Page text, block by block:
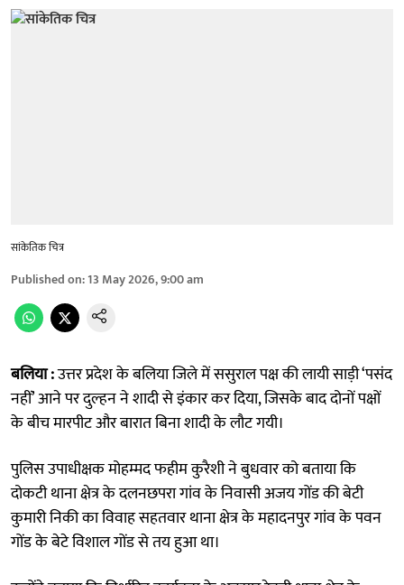
सांकेतिक चित्र
Published on:13 May 2026, 9:00 am
बलिया :उत्तर प्रदेश के बलिया जिले में ससुराल पक्ष की लायी साड़ी ‘पसंद
नहीं’ आने पर दुल्हन ने शादी से इंकार कर दिया, जिसके बाद दोनों पक्षों
के बीच मारपीट और बारात बिना शादी के लौट गयी।
पुलिस उपाधीक्षक मोहम्मद फहीम कुरैशी ने बुधवार को बताया कि
दोकटी थाना क्षेत्र के दलनछपरा गांव के निवासी अजय गोंड की बेटी
कुमारी निकी का विवाह सहतवार थाना क्षेत्र के महादनपुर गांव के पवन
गोंड के बेटे विशाल गोंड से तय हुआ था।